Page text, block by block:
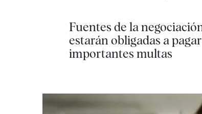
Fuentes de la
estarán obligadas a
importantes multas